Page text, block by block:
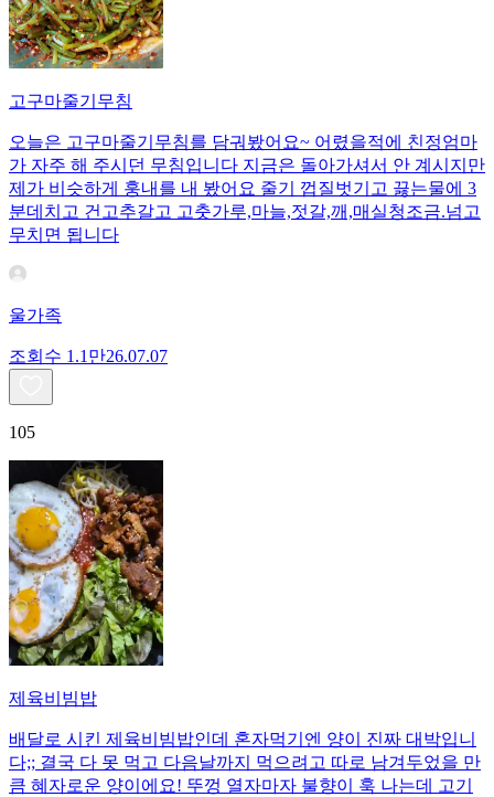
고구마줄기무침
오늘은 고구마줄기무침를 담궈봤어요~ 어렸을적에 친정엄마
가 자주 해 주시던 무침입니다 지금은 돌아가셔서 안 계시지만
제가 비슷하게 훙내를 내 봤어요 줄기 껍질벗기고 끓는물에 3
분데치고 건고추갈고 고춧가루,마늘,젓갈,깨,매실청조금.넘고
무치면 됩니다
울가족
조회수 1.1만26.07.07
105
제육비빔밥
배달로 시킨 제육비빔밥인데 혼자먹기엔 양이 진짜 대박입니
다;; 결국 다 못 먹고 다음날까지 먹으려고 따로 남겨두었을 만
큼 혜자로운 양이에요! 뚜껑 열자마자 불향이 훅 나는데 고기